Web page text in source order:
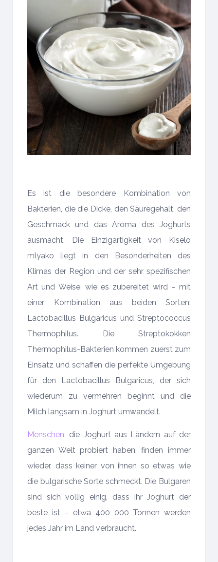
Es ist die besondere Kombination von
Bakterien, die die Dicke, den Säuregehalt, den
Geschmack und das Aroma des Joghurts
ausmacht. Die Einzigartigkeit von Kiselo
mlyako liegt in den Besonderheiten des
Klimas der Region und der sehr spezifischen
Art und Weise, wie es zubereitet wird – mit
einer Kombination aus beiden Sorten:
Lactobacillus Bulgaricus und Streptococcus
Thermophilus. Die Streptokokken
Thermophilus-Bakterien kommen zuerst zum
Einsatz und schaffen die perfekte Umgebung
für den Lactobacillus Bulgaricus, der sich
wiederum zu vermehren beginnt und die
Milch langsam in Joghurt umwandelt.
Menschen , die Joghurt aus Ländern auf der
ganzen Welt probiert haben, finden immer
wieder, dass keiner von ihnen so etwas wie
die bulgarische Sorte schmeckt. Die Bulgaren
sind sich völlig einig, dass ihr Joghurt der
beste ist – etwa 400 000 Tonnen werden
jedes Jahr im Land verbraucht.